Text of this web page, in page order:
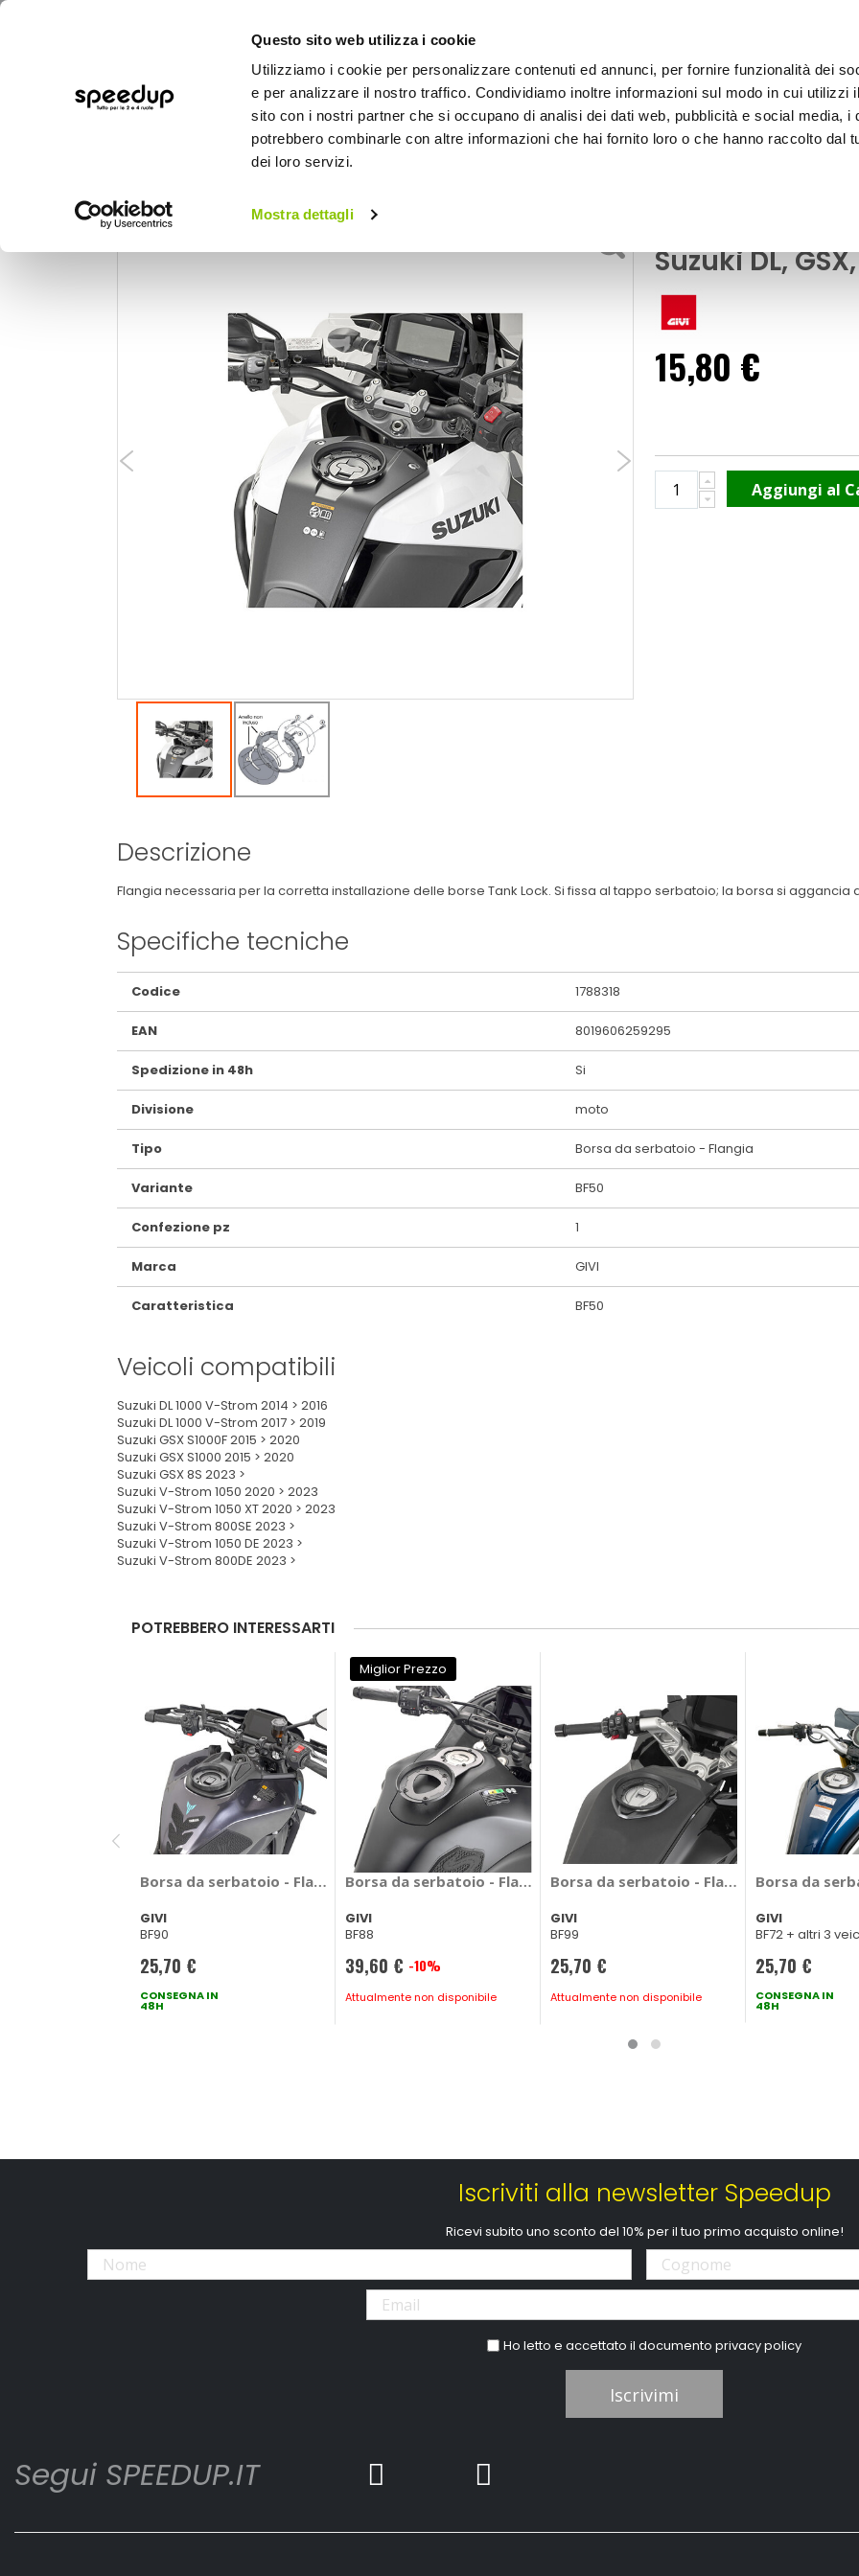
Questo sito web utilizza i cookie
Utilizziamo i cookie per personalizzare contenuti ed annunci, per fornire funzionalità dei
e per analizzare il nostro traffico. Condividiamo inoltre informazioni sul modo in cui utilizzi
sito con i nostri partner che si occupano di analisi dei dati web, pubblicità e social media, i
potrebbero combinarle con altre informazioni che hai fornito loro o che hanno raccolto dal
dei loro servizi.
Mostra dettagli
BICI OUTDOOR
Home
Suzuki DL,
15,80 €
Aggiungi al
Descrizione
Flangia necessaria per la corretta installazione delle borse Tank Lock. Si fissa al tappo serbatoio; la borsa si
Specifiche tecniche
Maggiori
Informazioni
Codice 1788318
EAN 8019606259295
Spedizione in 48h Si
Divisione moto
Tipo Borsa da serbatoio - Flangia
Variante BF50
Confezione pz 1
Marca GIVI
Caratteristica BF50
Veicoli compatibili
Suzuki DL 1000 V-Strom 2014 > 2016
Suzuki DL 1000 V-Strom 2017 > 2019
Suzuki GSX S1000F 2015 > 2020
Suzuki GSX S1000 2015 > 2020
Suzuki GSX 8S 2023 >
Suzuki V-Strom 1050 2020 > 2023
Suzuki V-Strom 1050 XT 2020 > 2023
Suzuki V-Strom 800SE 2023 >
Suzuki V-Strom 1050 DE 2023 >
Suzuki V-Strom 800DE 2023 >
POTREBBERO INTERESSARTI
Borsa da serbatoio - Flangia Yamaha MT-09 2024> - GIVI Yamaha MT-09 2024 >
GIVI
BF90
25,70 €
CONSEGNA IN
48H
Miglior Prezzo
Borsa da serbatoio - Flangia - GIVI Yamaha Tracer
GIVI
BF88
Prezzo
speciale
39,60 € -10%
Attualmente non disponibile
Borsa da serbatoio - Flangia Bmw R 1300
GIVI
BF99
25,70 €
Attualmente non disponibile
Borsa da
GIVI
BF72 + altri 3
25,70 €
CONSEGNA IN
48H
Iscriviti alla newsletter Speedup
Ricevi subito uno sconto del 10% per il tuo primo acquisto online!
Ho letto e accettato il documentoprivacy policy
Iscrivimi
Segui SPEEDUP.IT